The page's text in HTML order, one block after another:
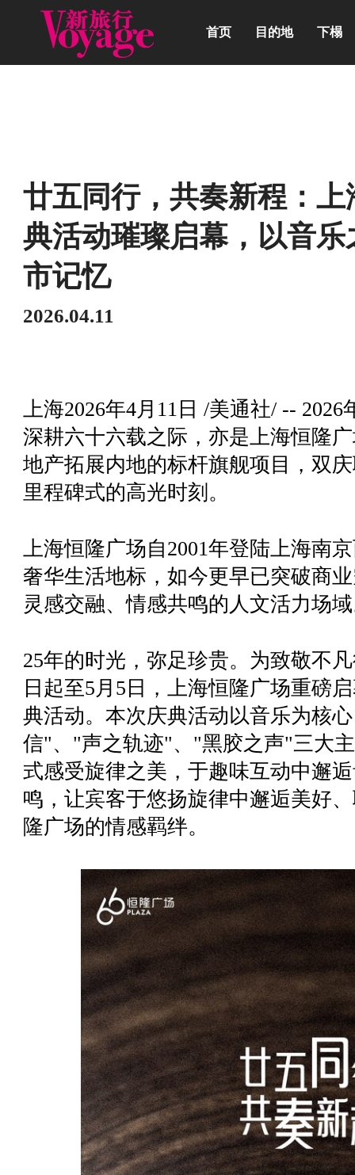
首页 目的地 下榻
廿五同行，共奏新程：上
典活动璀璨启幕，以音
市记忆
2026.04.11
上海2026年4月11日 /美通社/ -- 2026
深耕六十六载之际，亦是上海恒隆
地产拓展内地的标杆旗舰项目，双
里程碑式的高光时刻。
上海恒隆广场自2001年登陆上海南
奢华生活地标，如今更早已突破商
灵感交融、情感共鸣的人文活力场
25年的时光，弥足珍贵。为致敬不
日起至5月5日，上海恒隆广场重磅
典活动。本次庆典活动以音乐为核
信"、"声之轨迹"、"黑胶之声"三大
式感受旋律之美，于趣味互动中邂
鸣，让宾客于悠扬旋律中邂逅美好
隆广场的情感羁绊。